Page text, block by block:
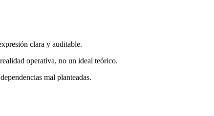
clara y auditable.
operativa, no un ideal teórico.
mal planteadas.